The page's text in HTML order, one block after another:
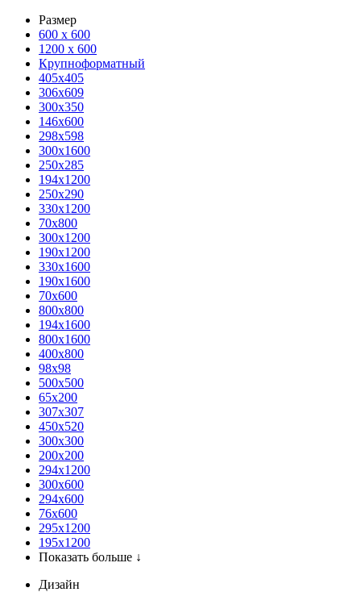
Размер
600 х 600
1200 х 600
Крупноформатный
405x405
306x609
300x350
146x600
298x598
300x1600
250x285
194x1200
250x290
330x1200
70x800
300x1200
190x1200
330x1600
190x1600
70x600
800x800
194x1600
800x1600
400х800
98x98
500x500
65x200
307x307
450x520
300x300
200x200
294x1200
300x600
294x600
76х600
295х1200
195х1200
Показать больше ↓
Дизайн